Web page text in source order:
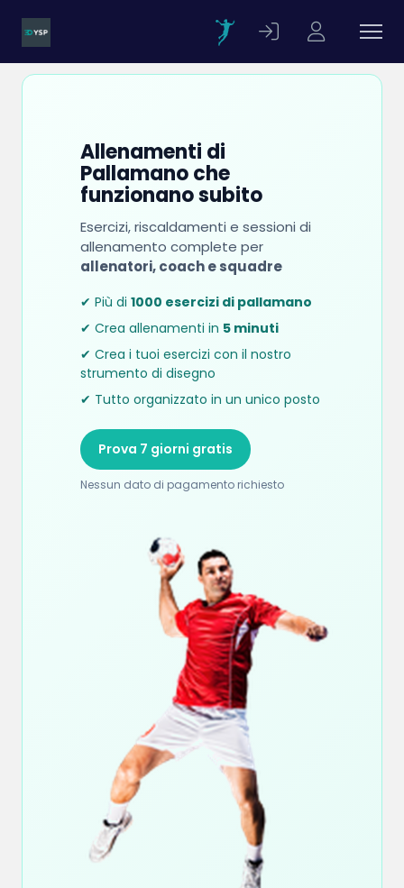
Allenamenti di
Pallamano che
funzionano subito
Esercizi, riscaldamenti e sessioni di
allenamento complete per
allenatori, coach e squadre
✔ Più di 1000 esercizi di pallamano
✔ Crea allenamenti in 5 minuti
✔ Crea i tuoi esercizi con il nostro
strumento di disegno
✔ Tutto organizzato in un unico posto
Prova 7 giorni gratis
Nessun dato di pagamento richiesto